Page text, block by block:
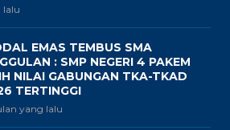
lalu
EMAS TEMBUS SMA
: SMP NEGERI 4 PAKEM
NILAI GABUNGAN TKA-TKAD
TERTINGGI
yang lalu